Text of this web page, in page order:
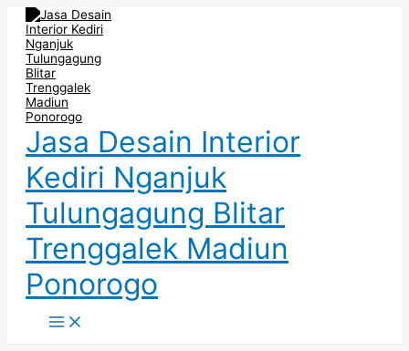
Skip
content
Jasa Desain Interior
Kediri Nganjuk
Tulungagung Blitar
Trenggalek Madiun
Ponorogo
Menu
Post
navigation